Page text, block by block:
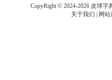
CopyRight © 2024-2026 皮球字
关于我们
网站